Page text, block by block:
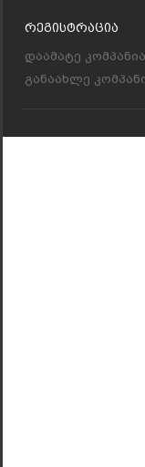
Რეგისტრაცია
დაამატე
განაახლე